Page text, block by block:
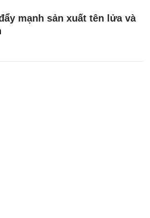
mạnh sản xuất tên lửa và